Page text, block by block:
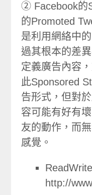
② Facebook的
的Promoted
是利用網絡中
過其根本的差
定義廣告內容
此Sponsored
告形式，但對
容可能有好有
友的動作，而
感覺。
http://